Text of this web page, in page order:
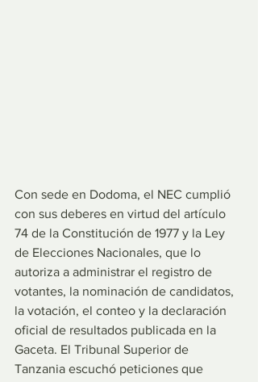
Con sede en Dodoma, el NEC cumplió
con sus deberes en virtud del artículo
74 de la Constitución de 1977 y la Ley
de Elecciones Nacionales, que lo
autoriza a administrar el registro de
votantes, la nominación de candidatos,
la votación, el conteo y la declaración
oficial de resultados publicada en la
Gaceta. El Tribunal Superior de
Tanzania escuchó peticiones que